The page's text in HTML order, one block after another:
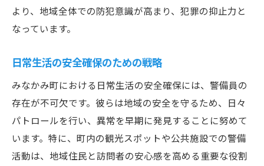
より、地域全体での防犯意識が高まり、犯罪の抑止力と
なっています。
日常生活の安全確保のための戦略
みなかみ町における日常生活の安全確保には、警備員の
存在が不可欠です。彼らは地域の安全を守るため、日々
パトロールを行い、異常を早期に発見することに努めて
います。特に、町内の観光スポットや公共施設での警備
活動は、地域住民と訪問者の安心感を高める重要な役割